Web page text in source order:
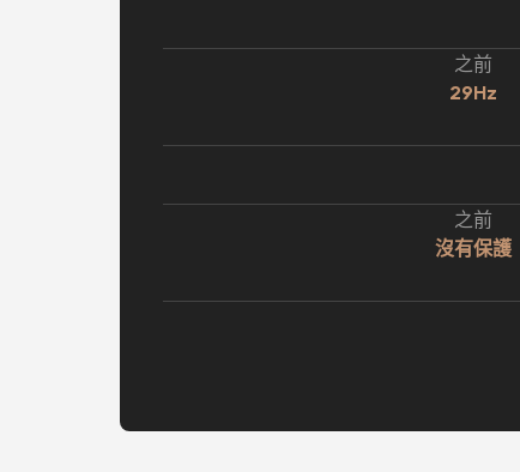
之前
29Hz
之前
沒有保護